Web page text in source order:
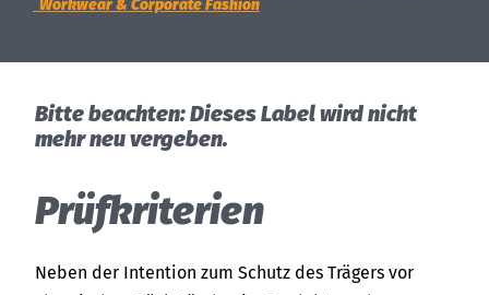
Việt Nam
中国
Termine
Aktuelles
Kontakt
Workwear & Corporate Fashion
Bitte beachten: Dieses Label wird nicht
mehr neu vergeben.
Prüfkriterien
Neben der Intention zum Schutz des Trägers vor